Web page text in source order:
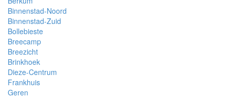
Binnenstad-Noord
Binnenstad-Zuid
Bollebieste
Breecamp
Breezicht
Brinkhoek
Dieze-Centrum
Frankhuis
Geren